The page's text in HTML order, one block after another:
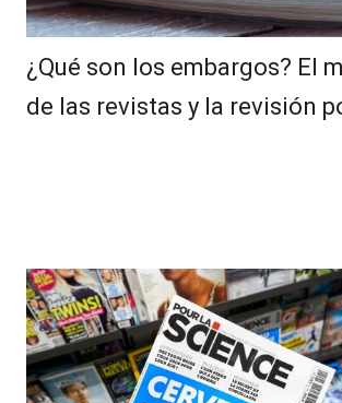
¿Qué son los embargos? El
de las revistas y la revisión